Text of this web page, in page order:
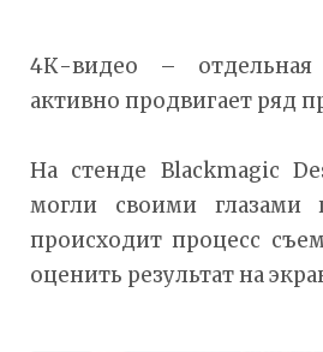
4К-видео –
активно продвигает ряд
На стенде Blackmagic
могли своими глазами
происходит процесс
оценить результат на